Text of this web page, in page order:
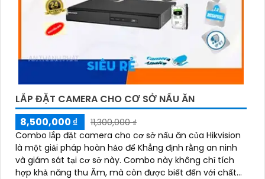
LẮP ĐẶT CAMERA CHO CƠ SỞ NẤU ĂN
8,500,000 ₫
11,300,000 ₫
Combo lắp đặt camera cho cơ sở nấu ăn của Hikvision
là một giải pháp hoàn hảo để Khẳng định rằng an ninh
và giám sát tại cơ sở này. Combo này không chỉ tích
hợp khả năng thu Âm, mà còn được biết đến với chất